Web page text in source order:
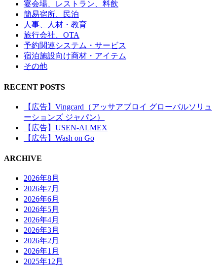
宴会場、レストラン、料飲
簡易宿所、民泊
人事、人材・教育
旅行会社、OTA
予約関連システム・サービス
宿泊施設向け商材・アイテム
その他
RECENT POSTS
【広告】Vingcard（アッサアブロイ グローバルソリュ
ーションズ ジャパン）
【広告】USEN-ALMEX
【広告】Wash on Go
ARCHIVE
2026年8月
2026年7月
2026年6月
2026年5月
2026年4月
2026年3月
2026年2月
2026年1月
2025年12月